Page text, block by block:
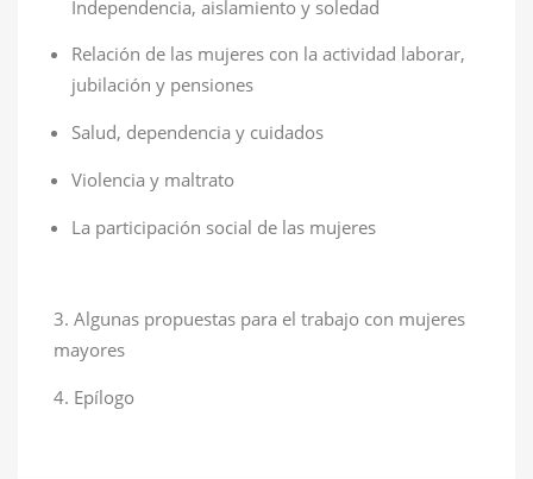
Independencia, aislamiento y soledad
Relación de las mujeres con la actividad laborar,
jubilación y pensiones
Salud, dependencia y cuidados
Violencia y maltrato
La participación social de las mujeres
Algunas propuestas para el trabajo con mujeres
mayores
Epílogo